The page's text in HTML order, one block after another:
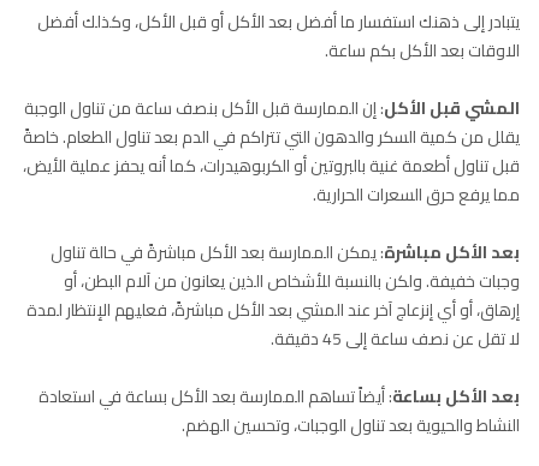
يتبادر إلى ذهنك استفسار ما أفضل بعد الأكل أو قبل الأكل، وكذلك أفضل
الاوقات بعد الأكل بكم ساعة.
المشي قبل الأكل: إن الممارسة قبل الأكل بنصف ساعة من تناول الوجبة
يقلل من كمية السكر والدهون التي تتراكم في الدم بعد تناول الطعام. خاصةً
قبل تناول أطعمة غنية بالبروتين أو الكربوهيدرات، كما أنه يحفز عملية الأيض،
مما يرفع حرق السعرات الحرارية.
بعد الأكل مباشرة: يمكن الممارسة بعد الأكل مباشرةً في حالة تناول
وجبات خفيفة. ولكن بالنسبة للأشخاص الذين يعانون من آلام البطن، أو
إرهاق، أو أي إنزعاج آخر عند المشي بعد الأكل مباشرةً، فعليهم الإنتظار لمدة
لا تقل عن نصف ساعة إلى 45 دقيقة.
بعد الأكل بساعة: أيضاً تساهم الممارسة بعد الأكل بساعة في استعادة
النشاط والحيوية بعد تناول الوجبات، وتحسين الهضم.